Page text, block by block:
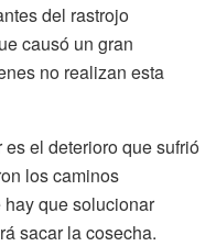
del rastrojo
causó un gran
no realizan esta
el deterioro que sufrió
los caminos
que solucionar
sacar la cosecha.